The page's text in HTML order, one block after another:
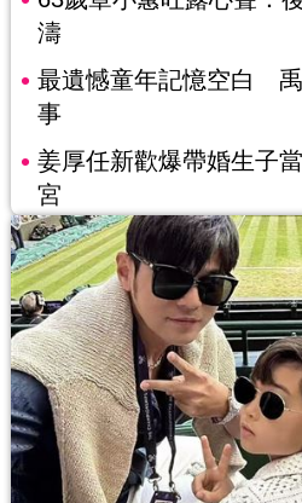
濤
最遺憾童年記憶空白
事
姜厚任新歡爆帶婚生子
宮